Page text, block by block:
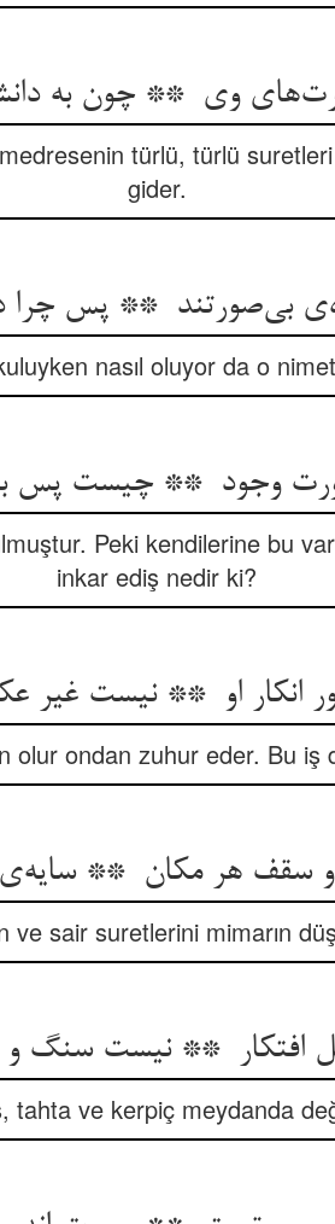
türlü, türlü
gider.
nasıl oluyor da o
Peki kendilerine bu
inkar ediş nedir ki?
olur ondan zuhur eder. Bu iş
ve sair suretlerini mimarın
tahta ve kerpiç meydanda